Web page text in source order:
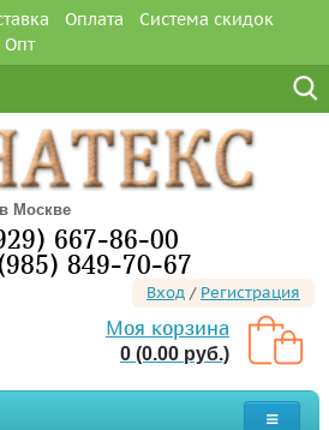
Оплата
Система скидок
Опт
Москве
667-86-00
849-70-67
Вход / Регистрация
Моя корзина
0 (0.00 руб.)